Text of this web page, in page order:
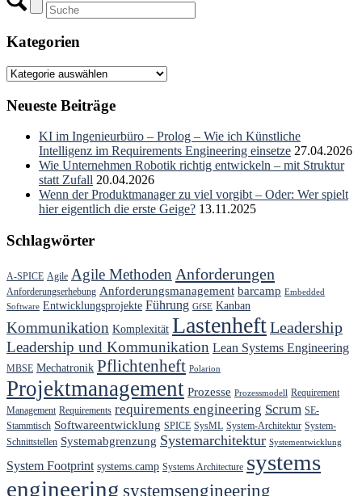
Kategorien
Kategorien
Neueste Beiträge
KI im Ingenieurbüro – Prolog – Wie ich Künstliche
Intelligenz im Requirements Engineering einsetze 27.04.2026
Wie Unternehmen Robotik richtig entwickeln – mit Struktur
statt Zufall 20.04.2026
Wenn der Produktmanager zu viel vorgibt – Oder: Wer spielt
hier eigentlich die erste Geige? 13.11.2025
Schlagwörter
A-SPICE Agile Agile Methoden Anforderungen
Anforderungserhebung Anforderungsmanagement barcamp Embedded
Software Entwicklungsprojekte Führung GfSE Kanban
Kommunikation Komplexität LastenheftLeadership
Leadership und Kommunikation Lean Systems Engineering
MBSE Mechatronik Pflichtenheft Polarion
Projektmanagement Prozesse Prozessmodell Requirement
Management Requirements requirements engineering Scrum SE-
Stammtisch Softwareentwicklung SPICE SysML System-Architektur System-
Schnittstellen Systemabgrenzung Systemarchitektur Systementwicklung
System Footprint systems.camp Systems Architecture systems
engineering systemsengineering